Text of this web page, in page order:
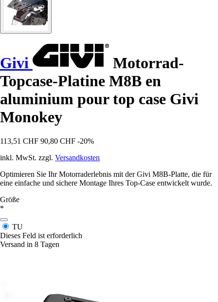
Givi
Motorrad-
Topcase-Platine M8B en
aluminium pour top case Givi
Monokey
113,51 CHF 90,80 CHF -20%
inkl. MwSt. zzgl. Versandkosten
Optimieren Sie Ihr Motorraderlebnis mit der Givi M8B-Platte, die für
eine einfache und sichere Montage Ihres Top-Case entwickelt wurde.
Größe
*
TU
Dieses Feld ist erforderlich
Versand in 8 Tagen